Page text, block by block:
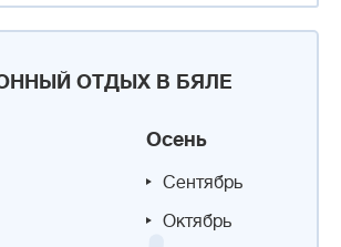
ОТДЫХ В БЯЛЕ
Осень
Сентябрь
Октябрь